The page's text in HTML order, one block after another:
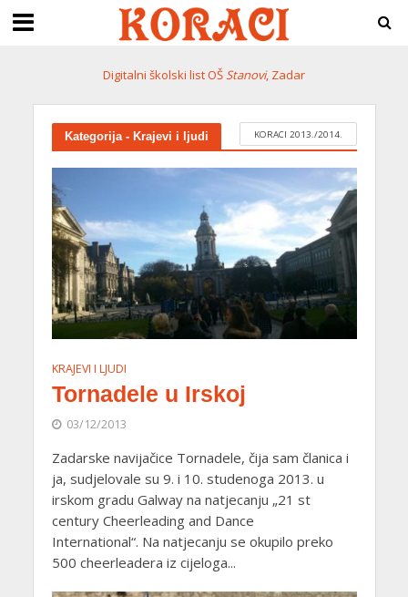
Digitalni školski list OŠStanovi, Zadar
Kategorija - Krajevi i ljudi KORACI 2013./2014.
KRAJEVI I LJUDI
Tornadele u Irskoj
03/12/2013
Zadarske navijačice Tornadele, čija sam članica i
ja, sudjelovale su 9. i 10. studenoga 2013. u
irskom gradu Galway na natjecanju „21 st
century Cheerleading and Dance
International“. Na natjecanju se okupilo preko
500 cheerleadera iz cijeloga...